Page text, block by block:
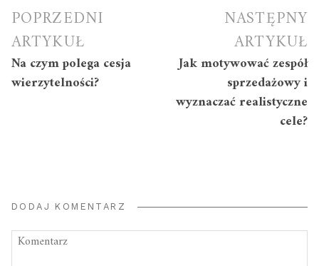
Nawigacja
wpisu
POPRZEDNI
ARTYKUŁ
Na czym polega cesja
wierzytelności?
NASTĘPNY
ARTYKUŁ
Jak motywować zespół
sprzedażowy i
wyznaczać realistyczne
cele?
DODAJ KOMENTARZ